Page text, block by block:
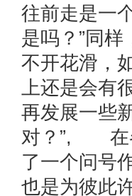
往前走是一
是吗？”同
不开花滑，
上还是会有
再发展一些
对？”, 在
了一个问号
也是为彼